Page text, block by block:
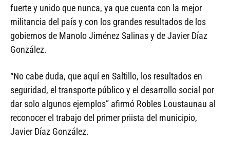
fuerte y unido que nunca, ya que cuenta con la mejor
militancia del país y con los grandes resultados de los
gobiernos de Manolo Jiménez Salinas y de Javier Díaz
González.
“No cabe duda, que aquí en Saltillo, los resultados en
seguridad, el transporte público y el desarrollo social por
dar solo algunos ejemplos” afirmó Robles Loustaunau al
reconocer el trabajo del primer priista del municipio,
Javier Díaz González.